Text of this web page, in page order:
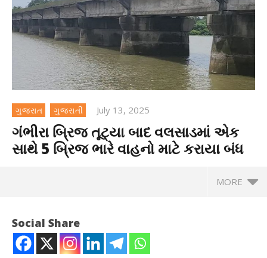
ગુજરાત ગુજરાતી July 13, 2025
ગંભીરા બ્રિજ તૂટ્યા બાદ વલસાડમાં એક
સાથે 5 બ્રિજ ભારે વાહનો માટે કરાયા બંધ
MORE
Social Share